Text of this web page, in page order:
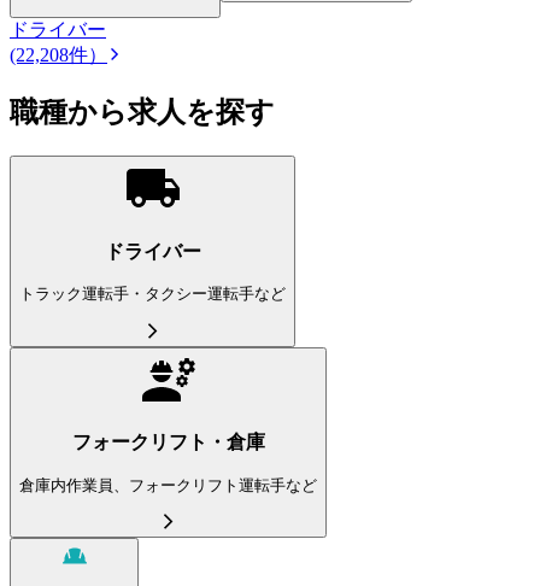
ドライバー
(22,208件）
職種から求人を探す
ドライバー
トラック運転手・タクシー運転手など
フォークリフト・倉庫
倉庫内作業員、フォークリフト運転手など